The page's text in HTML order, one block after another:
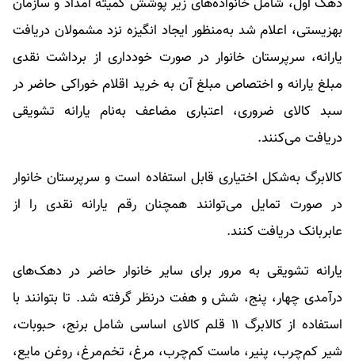
دهک اول، شامل خانواده‌های زیر پوشش کمیته امداد و سازمان
بهزیستی، اعلام شد به‌منظور ایجاد انگیزه نزد مشمولان دریافت
یارانه، سرپرستان خانوار در صورت خودداری از برداشت نقدی
مبلغ یارانه و اختصاص مبلغ آن به خرید اقلام خوراکی حاضر در
سبد کالای ضروری، اعتباری مضاعف به‌نام یارانه تشویقی
دریافت می‌کنند.
کالابرگ به‌شکل اختیاری قابل استفاده است و سرپرستان خانوار
در صورت تمایل می‌توانند همچنان رقم یارانه نقدی را از
عابربانک دریافت کنند.
یارانه تشویقی به مرور برای سایر خانوار حاضر در دهک‌های
درآمدی چهار، پنج، شش و هفت درنظر گرفته شد. تا بتوانند با
استفاده از کالابرگ ۱۱ قلم کالای اساسی شامل برنج، حبوبات،
شیر کم‌چرب، پنیر، ماست کم‌چرب، مرغ، تخم‌مرغ، روغن مایع،